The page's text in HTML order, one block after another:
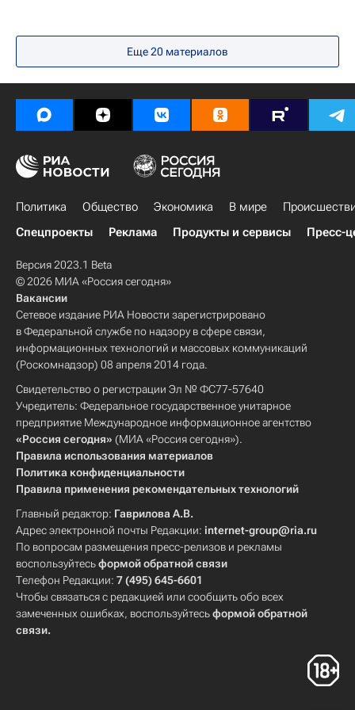
Еще20 материалов
Политика Общество Экономика В мире
Спецпроекты
Реклама Продукты и сервисы Пресс-
Версия 2023.1 Beta
© 2026 МИА «Россия сегодня»
Вакансии
Сетевое издание РИА Новости зарегистрировано
в Федеральной службе по надзору в сфере связи,
информационных технологий и массовых коммуникаций
(Роскомнадзор) 08 апреля 2014 года.
Свидетельство о регистрации Эл № ФС77-57640
Учредитель: Федеральное государственное унитарное
предприятие Международное информационное агентство
«Россия сегодня» (МИА «Россия сегодня»).
Правила использования материалов
Политика конфиденциальности
Правила применения рекомендательных технологий
Главный редактор: Гаврилова А.В.
Адрес электронной почты Редакции: internet-group@ria.ru
По вопросам размещения пресс-релизов и рекламы
воспользуйтесьформой обратной связи
Телефон Редакции: 7 (495) 645-6601
Чтобы связаться с редакцией или сообщить обо всех
замеченных ошибках, воспользуйтесьформой обратной
связи.